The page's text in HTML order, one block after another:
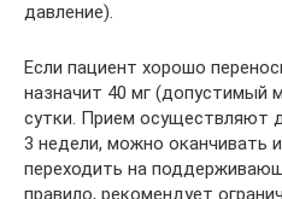
давление).
Если пациент хорошо
назначит 40 мг (допустимый
сутки. Прием осуществляют
3 недели, можно оканчивать
переходить на
правило, рекомендует